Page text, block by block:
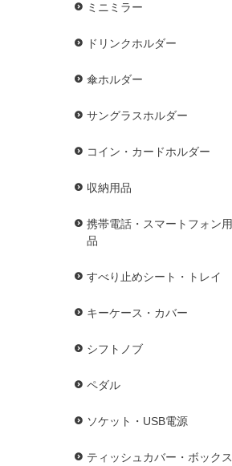
ミニミラー
ドリンクホルダー
傘ホルダー
サングラスホルダー
コイン・カードホルダー
収納用品
携帯電話・スマートフォン用
品
すべり止めシート・トレイ
キーケース・カバー
シフトノブ
ペダル
ソケット・USB電源
ティッシュカバー・ボックス